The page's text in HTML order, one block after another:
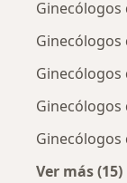
Ginecólogos
Ginecólogos
Ginecólogos
Ginecólogos
Ginecólogos
Ver más (15)